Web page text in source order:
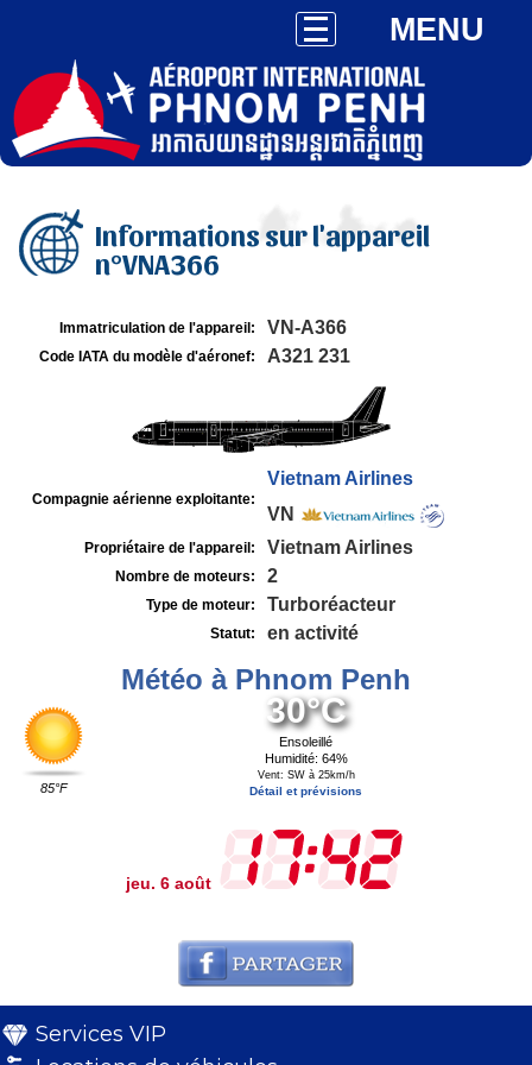
MENU
Informations sur l'appareil
n°VNA366
Immatriculation de l'appareil: VN-A366
Code IATA du modèle d'aéronef: A321 231
Compagnie aérienne exploitante:
Vietnam Airlines
VN
Propriétaire de l'appareil: Vietnam Airlines
Nombre de moteurs: 2
Type de moteur: Turboréacteur
Statut: en activité
Météo à Phnom Penh
85°F
30°C
Ensoleillé
Humidité: 64%
Vent: SW à 25km/h
Détail et prévisions
jeu. 6 août
Services VIP